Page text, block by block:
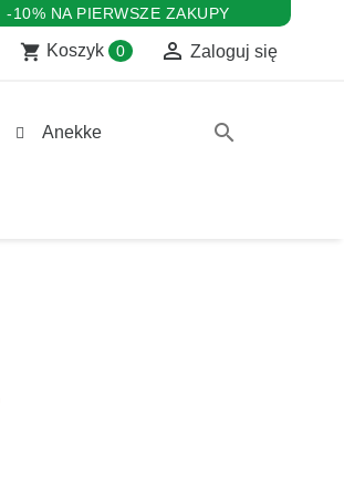
-10% NA PIERWSZE ZAKUPY
shopping_cart Koszyk 0  Zaloguj się
Anekke search